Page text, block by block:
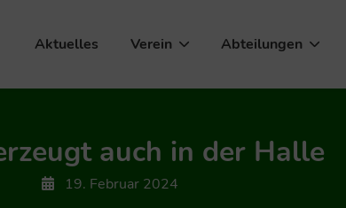
Aktuelles Verein Abteilungen
auch in der Halle
19. Februar 2024